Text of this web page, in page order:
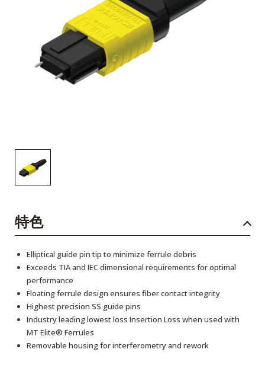
特色
Elliptical guide pin tip to minimize ferrule debris
Exceeds TIA and IEC dimensional requirements for optimal
performance
Floating ferrule design ensures fiber contact integrity
Highest precision SS guide pins
Industry leading lowest loss Insertion Loss when used with
MT Elite® Ferrules
Removable housing for interferometry and rework